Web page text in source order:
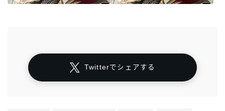
Twitterでシェアする